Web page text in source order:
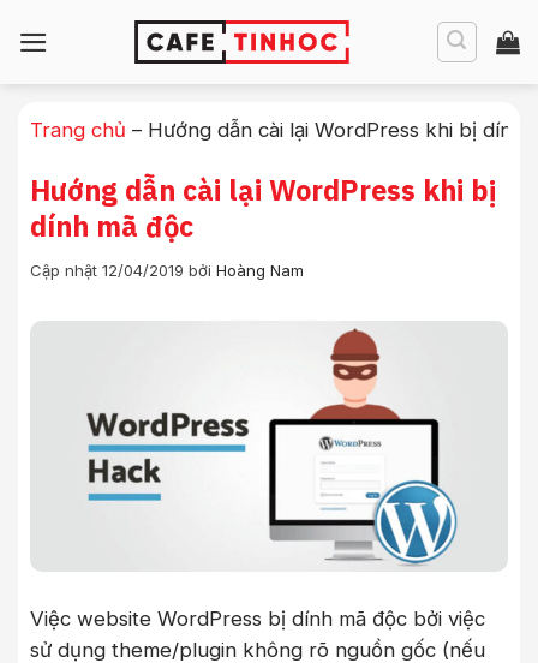
qua
Trang chủ – Hướng dẫn cài lại WordPress khi bị dính
Hướng dẫn cài lại WordPress khi bị
dính mã độc
Cập nhật 12/04/2019 bởi Hoàng Nam
Việc website WordPress bị dính mã độc bởi việc
sử dụng theme/plugin không rõ nguồn gốc (nếu